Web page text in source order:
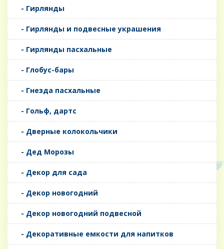
- Гирлянды
- Гирлянды и подвесные украшения
- Гирлянды пасхальные
- Глобус-бары
- Гнезда пасхальные
- Гольф, дартс
- Дверные колокольчики
- Дед Морозы
- Декор для сада
- Декор новогодний
- Декор новогодний подвесной
- Декоративные емкости для напитков